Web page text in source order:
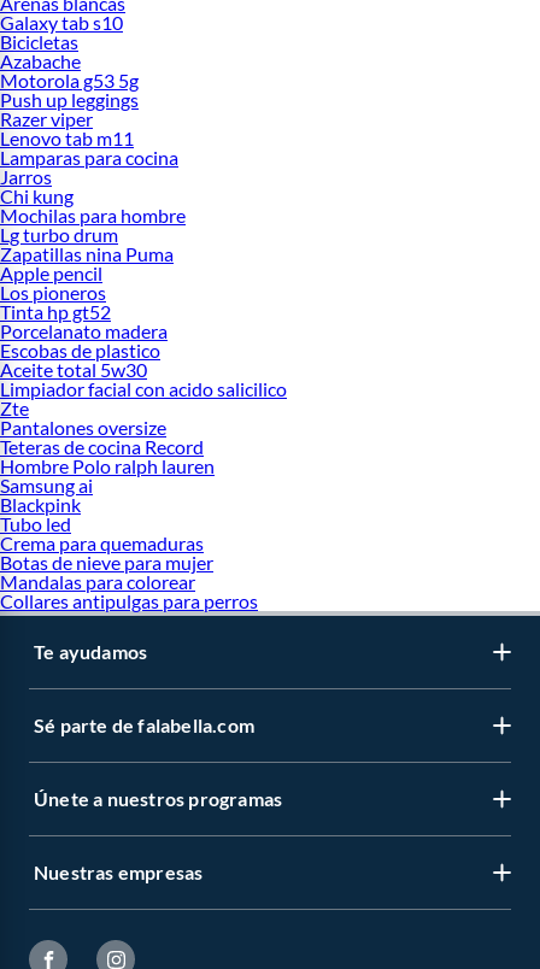
Galaxy tab s10
Bicicletas
Azabache
Motorola g53 5g
Push up leggings
Razer viper
Lenovo tab m11
Lamparas para cocina
Jarros
Chi kung
Mochilas para hombre
Lg turbo drum
Zapatillas nina Puma
Apple pencil
Los pioneros
Tinta hp gt52
Porcelanato madera
Escobas de plastico
Aceite total 5w30
Limpiador facial con acido salicilico
Zte
Pantalones oversize
Teteras de cocina Record
Hombre Polo ralph lauren
Samsung ai
Blackpink
Tubo led
Crema para quemaduras
Botas de nieve para mujer
Mandalas para colorear
Collares antipulgas para perros
Te ayudamos
Sé parte de falabella.com
Únete a nuestros programas
Nuestras empresas